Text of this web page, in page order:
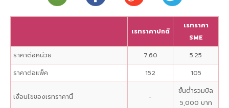
เรทราคาปกติ
เรทราคา
SME
ราคาต่อหน่วย
7.60
5.25
ราคาต่อแพ็ค
152 105
เงื่อนไขของเรทราคานี้ -
ขั้นต่ำรวมบิล
5,000 บาท